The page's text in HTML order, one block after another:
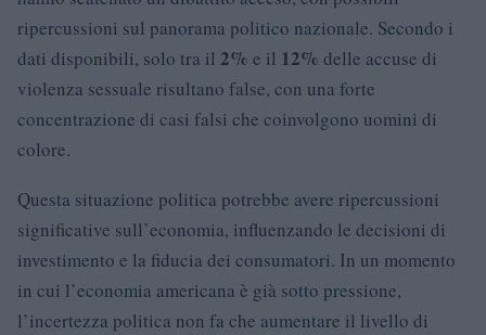
ripercussioni sul panorama politico nazionale. Secondo i
dati disponibili, solo tra il 2% e il 12% delle accuse di
violenza sessuale risultano false, con una forte
concentrazione di casi falsi che coinvolgono uomini di
colore.
Questa situazione politica potrebbe avere ripercussioni
significative sull’economia, influenzando le decisioni di
investimento e la fiducia dei consumatori. In un momento
in cui l’economia americana è già sotto pressione,
l’incertezza politica non fa che aumentare il livello di